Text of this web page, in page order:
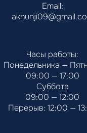
Email:
Часы работы:
Понедельника —
09:00 — 17:00
Суббота
09:00 — 12:00
Перерыв: 12:00 —